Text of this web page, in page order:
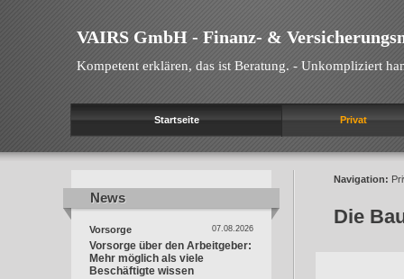
VAIRS GmbH - Finanz- &
Kompetent erklären, das ist Beratung. - Unkompliziert
Startseite Privat
News
News
07.08.2026
Vorsorge
Vorsorge über den Arbeitgeber:
Mehr möglich als viele
Beschäftigte wissen
Navigation:
Die